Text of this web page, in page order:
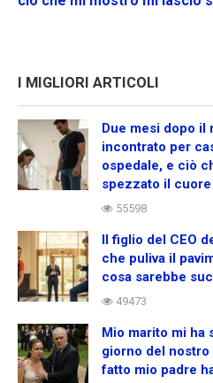
I MIGLIORI ARTICOLI
Due mesi dopo il
incontrato per
ospedale, e ciò
spezzato il cuore
55598
Il figlio del CEO
che puliva il
cosa sarebbe
49473
Mio marito mi ha
giorno del
fatto mio padre